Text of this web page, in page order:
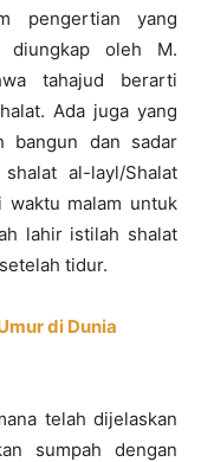
pengertian yang
diungkap oleh M.
tahajud berarti
Ada juga yang
bangun dan sadar
al-layl/Shalat
waktu malam untuk
lahir istilah shalat
tidur.
di Dunia
telah dijelaskan
sumpah dengan